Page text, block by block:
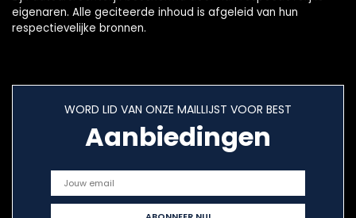
eigenaren. Alle geciteerde inhoud is afgeleid van hun
respectievelijke bronnen.
WORD LID VAN ONZE MAILLIJST VOOR BEST
Aanbiedingen